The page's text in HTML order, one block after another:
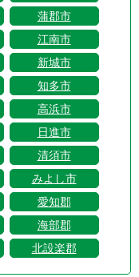
蒲郡市
江南市
新城市
知多市
高浜市
日進市
清須市
みよし市
愛知郡
海部郡
北設楽郡